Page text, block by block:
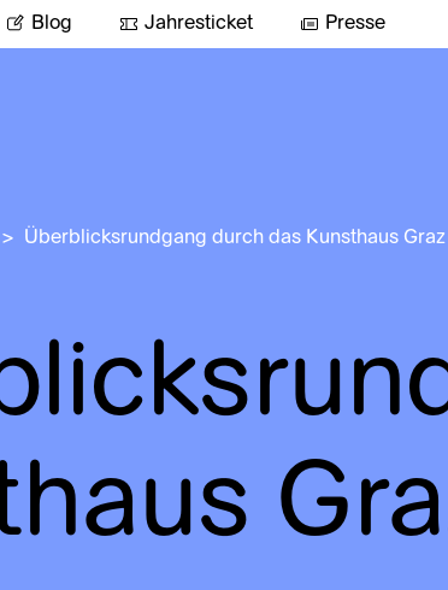
Blog Jahresticket Presse
> Überblicksrundgang durch das Kunsthaus Graz